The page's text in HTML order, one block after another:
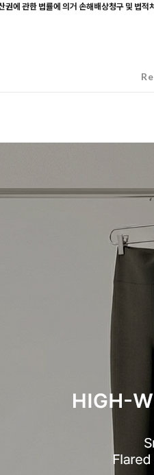
권에 관한 법률에 의거 손해배상청구 및 법적